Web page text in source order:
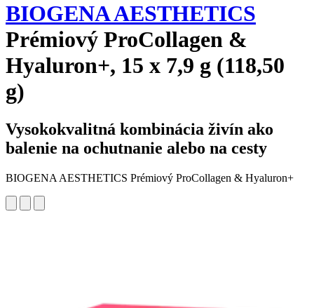
BIOGENA AESTHETICS
Prémiový ProCollagen &
Hyaluron+, 15 x 7,9 g (118,50
g)
Vysokokvalitná kombinácia živín ako
balenie na ochutnanie alebo na cesty
BIOGENA AESTHETICS Prémiový ProCollagen & Hyaluron+